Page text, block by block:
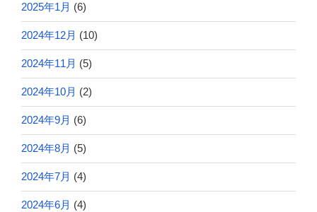
2025年1月 (6)
2024年12月 (10)
2024年11月 (5)
2024年10月 (2)
2024年9月 (6)
2024年8月 (5)
2024年7月 (4)
2024年6月 (4)